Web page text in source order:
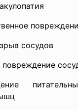
сосудов
повреждение